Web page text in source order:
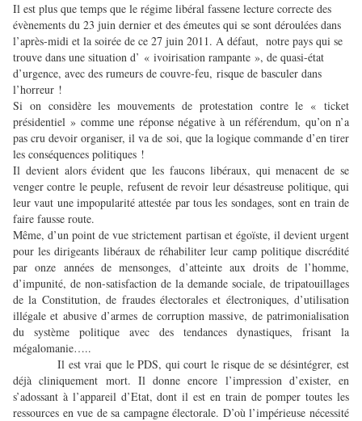
Il est plus que temps que le régime libéral fassene lecture correcte des
évènements du 23 juin dernier et des émeutes qui se sont déroulées dans
l’après-midi et la soirée de ce 27 juin 2011. A défaut, notre pays qui se
trouve dans une situation d’ « ivoirisation rampante », de quasi-état
d’urgence, avec des rumeurs de couvre-feu, risque de basculer dans
l’horreur !
Si on considère les mouvements de protestation contre le « ticket
présidentiel » comme une réponse négative à un référendum, qu’on n’a
pas cru devoir organiser, il va de soi, que la logique commande d’en tirer
les conséquences politiques !
Il devient alors évident que les faucons libéraux, qui menacent de se
venger contre le peuple, refusent de revoir leur désastreuse politique, qui
leur vaut une impopularité attestée par tous les sondages, sont en train de
faire fausse route.
Même, d’un point de vue strictement partisan et égoïste, il devient urgent
pour les dirigeants libéraux de réhabiliter leur camp politique discrédité
par onze années de mensonges, d’atteinte aux droits de l’homme,
d’impunité, de non-satisfaction de la demande sociale, de tripatouillages
de la Constitution, de fraudes électorales et électroniques, d’utilisation
illégale et abusive d’armes de corruption massive, de patrimonialisation
du système politique avec des tendances dynastiques, frisant la
mégalomanie…..
Il est vrai que le PDS, qui court le risque de se désintégrer, est
déjà cliniquement mort. Il donne encore l’impression d’exister, en
s’adossant à l’appareil d’Etat, dont il est en train de pomper toutes les
ressources en vue de sa campagne électorale. D’où l’impérieuse nécessité